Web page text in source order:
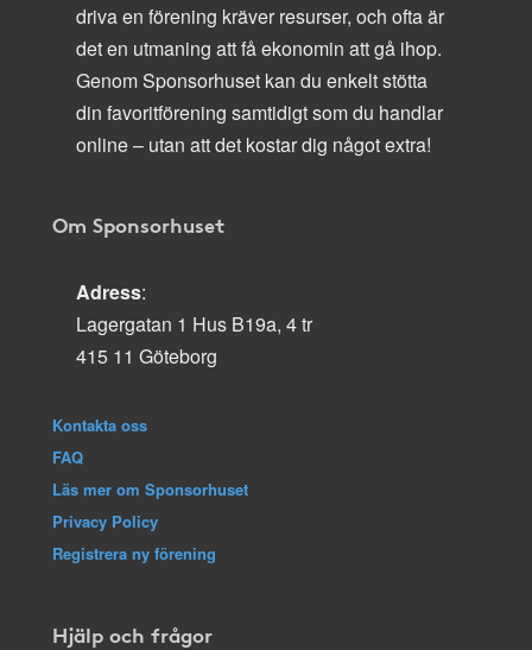
driva en förening kräver resurser, och ofta är
det en utmaning att få ekonomin att gå ihop.
Genom Sponsorhuset kan du enkelt stötta
din favoritförening samtidigt som du handlar
online – utan att det kostar dig något extra!
Om Sponsorhuset
Adress:
Lagergatan 1 Hus B19a, 4 tr
415 11 Göteborg
Kontakta oss
FAQ
Läs mer om Sponsorhuset
Privacy Policy
Registrera ny förening
Hjälp och frågor